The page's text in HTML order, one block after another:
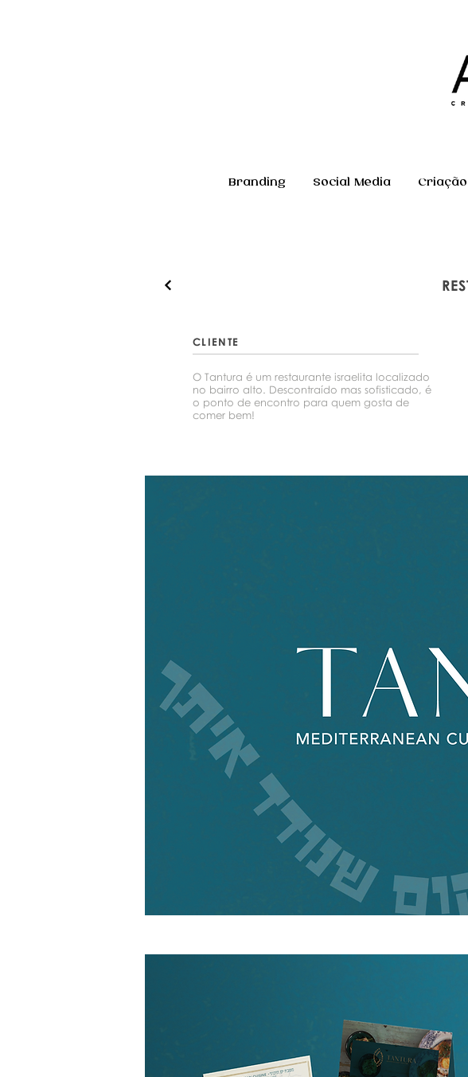
Branding Social Media
CLIENTE
O Tantura é um restaurante israelita localizado
no bairro alto. Descontraído mas sofisticado, é
o ponto de encontro para quem gosta de
comer bem!